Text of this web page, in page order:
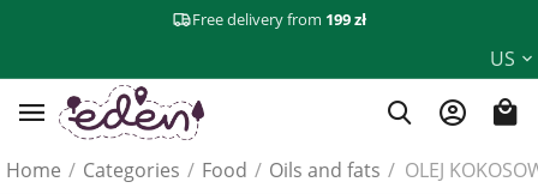
Free delivery from 199 zł
US
Home / Categories / Food / Oils and fats / OLEJ